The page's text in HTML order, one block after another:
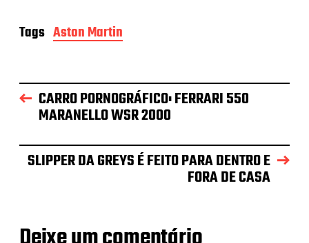
Tags Aston Martin
CARRO PORNOGRÁFICO: FERRARI 550
MARANELLO WSR 2000
SLIPPER DA GREYS É FEITO PARA DENTRO E
FORA DE CASA